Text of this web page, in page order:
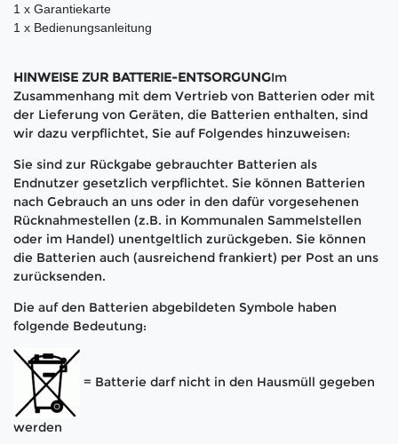
1 x Garantiekarte
1 x Bedienungsanleitung
HINWEISE ZUR BATTERIE-ENTSORGUNGIm
Zusammenhang mit dem Vertrieb von Batterien oder mit
der Lieferung von Geräten, die Batterien enthalten, sind
wir dazu verpflichtet, Sie auf Folgendes hinzuweisen:
Sie sind zur Rückgabe gebrauchter Batterien als
Endnutzer gesetzlich verpflichtet. Sie können Batterien
nach Gebrauch an uns oder in den dafür vorgesehenen
Rücknahmestellen (z.B. in Kommunalen Sammelstellen
oder im Handel) unentgeltlich zurückgeben. Sie können
die Batterien auch (ausreichend frankiert) per Post an uns
zurücksenden.
Die auf den Batterien abgebildeten Symbole haben
folgende Bedeutung:
= Batterie darf nicht in den Hausmüll gegeben
werden